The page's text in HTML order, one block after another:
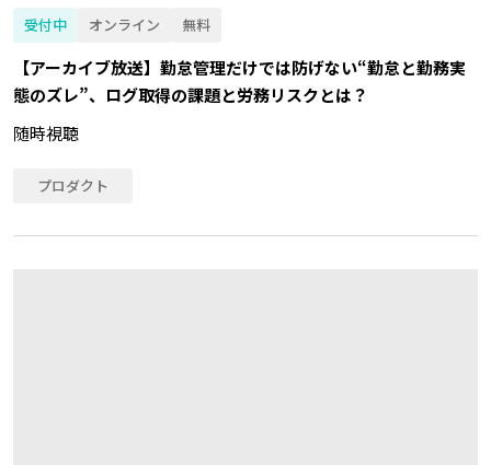
受付中 オンライン 無料
【アーカイブ放送】勤怠管理だけでは防げない“勤怠と勤務実
態のズレ”、ログ取得の課題と労務リスクとは？
随時視聴
プロダクト